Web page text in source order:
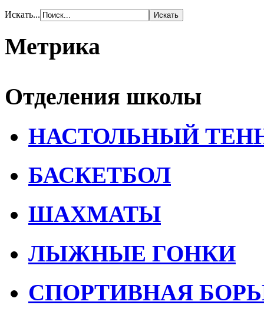
Искать...
Метрика
Отделения школы
НАСТОЛЬНЫЙ
БАСКЕТБОЛ
ШАХМАТЫ
ЛЫЖНЫЕ ГОНКИ
СПОРТИВНАЯ